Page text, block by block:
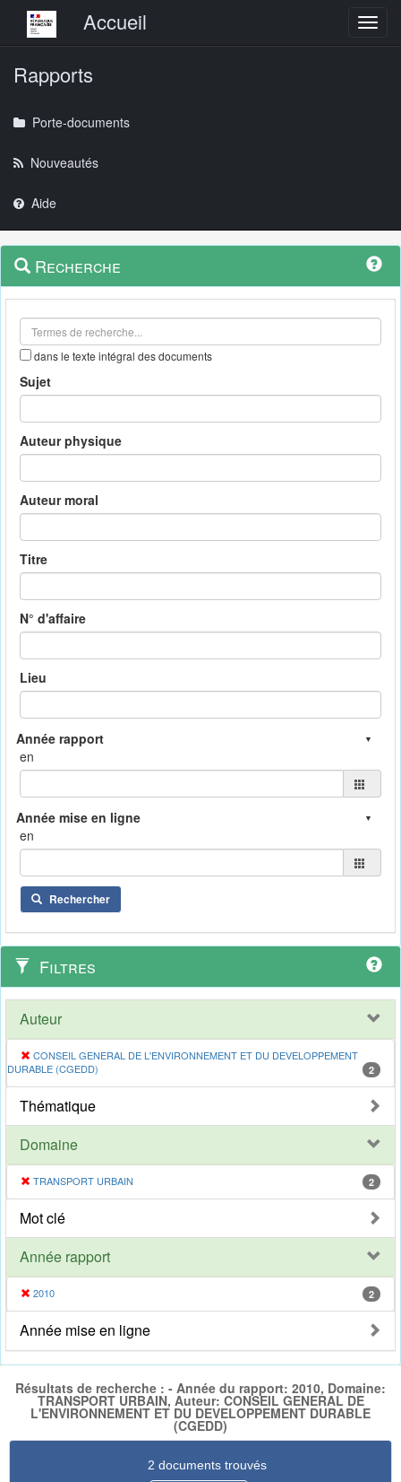
Menu principalAccueil
Rapports
Porte-documents
Nouveautés
Aide
Navigation
outils
Menu
contextuel
Recherche
dans le texte intégral des documents
Sujet
Auteur physique
Auteur moral
Titre
N° d'affaire
Lieu
en
en
Rechercher
Filtres
Auteur
CONSEIL GENERAL DE L'ENVIRONNEMENT ET DU DEVELOPPEMENT
DURABLE (CGEDD)
2
Thématique
Domaine
TRANSPORT URBAIN 2
Mot clé
Année rapport
2010 2
Année mise en ligne
Résultats de recherche : - Année du rapport: 2010, Domaine:
TRANSPORT URBAIN, Auteur: CONSEIL GENERAL DE
L'ENVIRONNEMENT ET DU DEVELOPPEMENT DURABLE
(CGEDD)
2 documents trouvés